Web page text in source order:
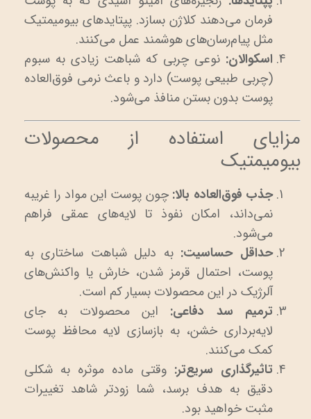
فرمان می‌دهند کلاژن بسازد. پپتایدهای بیومیمتیک
مثل پیام‌رسان‌های هوشمند عمل می‌کنند.
اسکوالان: نوعی چربی که شباهت زیادی به سبوم
(چربی طبیعی پوست) دارد و باعث نرمی فوق‌العاده
پوست بدون بستن منافذ می‌شود.
مزایای استفاده از محصولات
بیومیمتیک
جذب فوق‌العاده بالا: چون پوست این مواد را غریبه
نمی‌داند، امکان نفوذ تا لایه‌های عمقی فراهم
می‌شود.
حداقل حساسیت: به دلیل شباهت ساختاری به
پوست، احتمال قرمز شدن، خارش یا واکنش‌های
آلرژیک در این محصولات بسیار کم است.
ترمیم سد دفاعی: این محصولات به جای
لایه‌برداری خشن، به بازسازی لایه محافظ پوست
کمک می‌کنند.
تاثیرگذاری سریع‌تر: وقتی ماده موثره به شکلی
دقیق به هدف برسد، شما زودتر شاهد تغییرات
مثبت خواهید بود.